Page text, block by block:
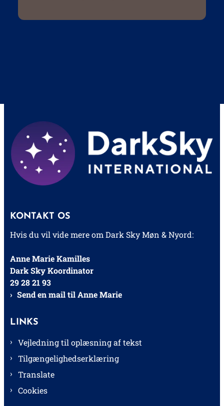
KONTAKT OS
Hvis du vil vide mere om Dark Sky Møn & Nyord:
Anne Marie Kamilles
Dark Sky Koordinator
29 28 21 93
Send en mail til Anne Marie
LINKS
Vejledning til oplæsning af tekst
Tilgængelighedserklæring
Translate
Cookies